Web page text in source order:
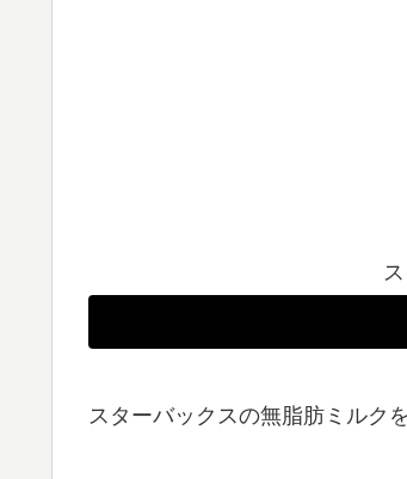
スターバックスの無脂肪ミルク